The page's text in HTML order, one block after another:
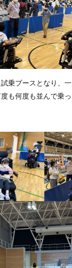
乗ブースとなり、
も何度も並んで乗っ